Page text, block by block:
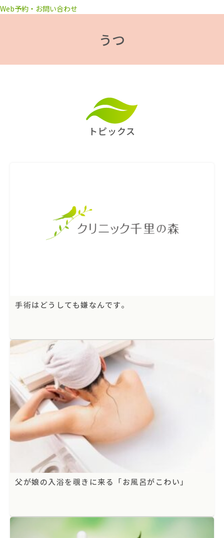
Web予約・お問い合わせ
うつ
トピックス
手術はどうしても嫌なんです。
父が娘の入浴を覗きに来る「お風呂がこわい」